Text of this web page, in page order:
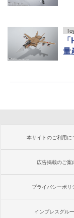
量
本サイトのご利用に
広告掲載のご案
プライバシーポリ
インプレスグル